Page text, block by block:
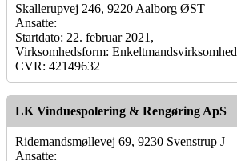
Skallerupvej 246, 9220 Aalborg ØST
Ansatte:
Startdato: 22. februar 2021,
Virksomhedsform: Enkeltmandsvirksomhed
CVR: 42149632
LK Vinduespolering & Rengøring ApS
Ridemandsmøllevej 69, 9230 Svenstrup J
Ansatte: